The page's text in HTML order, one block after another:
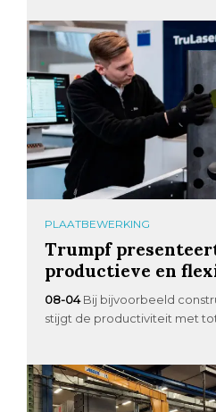
PLAATBEWERKING
Trumpf
productieve en
08-04 Bij bijvoorbeeld
stijgt de productiviteit met